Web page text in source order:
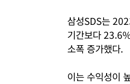
삼성SDS는
기간보다
소폭 증가했다.
이는 수익성이